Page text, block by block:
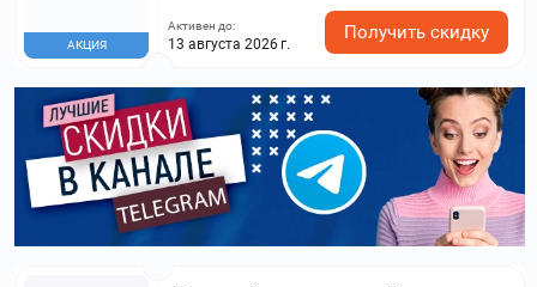
АКЦИЯ
Активен до:
13 августа 2026 г.
Получить скидку